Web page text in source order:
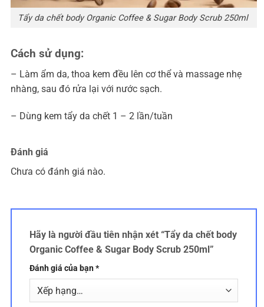
Tẩy da chết body Organic Coffee & Sugar Body Scrub 250ml
Cách sử dụng:
– Làm ẩm da, thoa kem đều lên cơ thể và massage nhẹ
nhàng, sau đó rửa lại với nước sạch.
– Dùng kem tẩy da chết 1 – 2 lần/tuần
Đánh giá
Chưa có đánh giá nào.
Hãy là người đầu tiên nhận xét “Tẩy da chết body
Organic Coffee & Sugar Body Scrub 250ml”
Đánh giá của bạn*